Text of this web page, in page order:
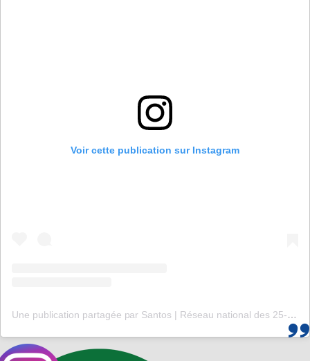
Voir cette publication sur Instagram
Une publication partagée par Santos | Réseau national des 25-35 (@santos_cef)